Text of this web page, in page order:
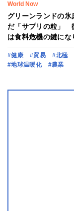
World Now
グリーンランドの氷
だ「サプリの粒」
は食料危機の鍵にな
#健康 #貿易
#北極
#地球温暖化
#農業